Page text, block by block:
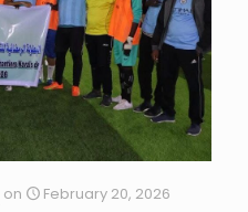
on
February 20, 2026